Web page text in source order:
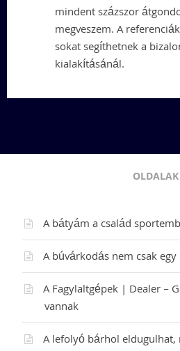
mindent százszor
megveszem. A
sokat segíthetnek a
kialakításánál.
OLDALAK
A bátyám a család
A búvárkodás nem csak
A Fagylaltgépek | Dealer –
vannak
A lefolyó bárhol eldugulhat,